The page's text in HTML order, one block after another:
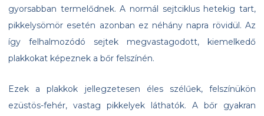
gyorsabban termelődnek. A normál sejtciklus hetekig tart,
pikkelysömör esetén azonban ez néhány napra rövidül. Az
így felhalmozódó sejtek megvastagodott, kiemelkedő
plakkokat képeznek a bőr felszínén.
Ezek a plakkok jellegzetesen éles szélűek, felszínükön
ezüstös-fehér, vastag pikkelyek láthatók. A bőr gyakran